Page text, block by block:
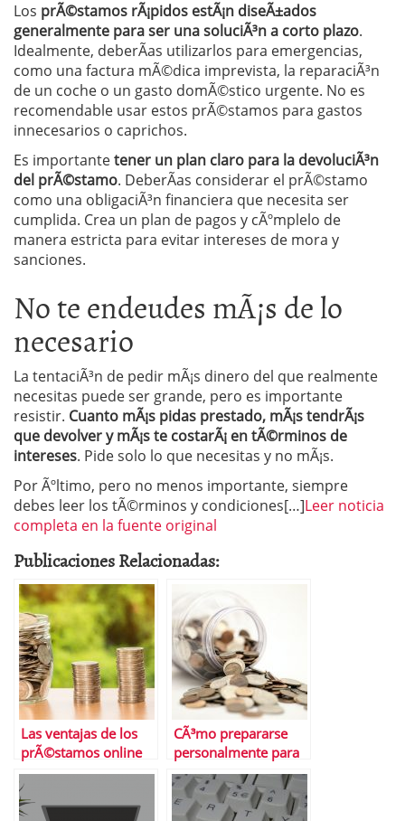
Los prÃ©stamos rÃ¡pidos estÃ¡n diseÃ±ados
generalmente para ser una soluciÃ³n a corto plazo.
Idealmente, deberÃ­as utilizarlos para emergencias,
como una factura mÃ©dica imprevista, la reparaciÃ³n
de un coche o un gasto domÃ©stico urgente. No es
recomendable usar estos prÃ©stamos para gastos
innecesarios o caprichos.
Es importantetener un plan claro para la devoluciÃ³n
del prÃ©stamo. DeberÃ­as considerar el prÃ©stamo
como una obligaciÃ³n financiera que necesita ser
cumplida. Crea un plan de pagos y cÃºmplelo de
manera estricta para evitar intereses de mora y
sanciones.
No te endeudes mÃ¡s de lo
necesario
La tentaciÃ³n de pedir mÃ¡s dinero del que realmente
necesitas puede ser grande, pero es importante
resistir. Cuanto mÃ¡s pidas prestado, mÃ¡s tendrÃ¡s
que devolver y mÃ¡s te costarÃ¡ en tÃ©rminos de
intereses. Pide solo lo que necesitas y no mÃ¡s.
Por Ãºltimo, pero no menos importante, siempre
debes leer los tÃ©rminos y condiciones[…]Leer noticia
completa en la fuente original
Publicaciones Relacionadas:
Las ventajas de los
prÃ©stamos online
CÃ³mo prepararse
personalmente para
un prÃ©stamo
personal